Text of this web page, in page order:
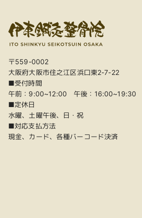
〒559-0002
大阪府大阪市住之江区浜口東2-7-22
■受付時間
午前：9:00~12:00 午後：16:00~19:30
■定休日
水曜、土曜午後、日・祝
■対応支払方法
現金、カード、各種バーコード決済